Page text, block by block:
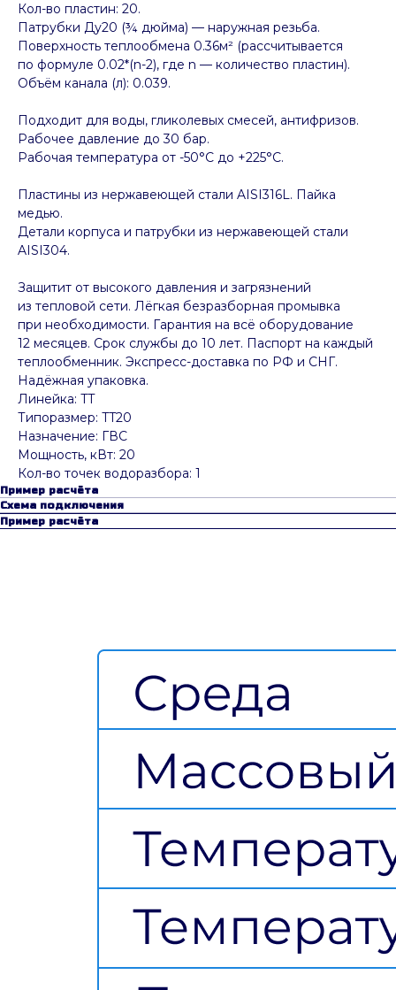
Кол-во пластин: 20.
Патрубки Ду20 (¾ дюйма) — наружная резьба.
Поверхность теплообмена 0.36м² (рассчитывается
по формуле 0.02*(n-2), где n — количество пластин).
Объём канала (л): 0.039.
Подходит для воды, гликолевых смесей, антифризов.
Рабочее давление до 30 бар.
Рабочая температура от -50°C до +225°C.
Пластины из нержавеющей стали AISI316L. Пайка
медью.
Детали корпуса и патрубки из нержавеющей стали
AISI304.
Защитит от высокого давления и загрязнений
из тепловой сети. Лёгкая безразборная промывка
при необходимости. Гарантия на всё оборудование
12 месяцев. Срок службы до 10 лет. Паспорт на каждый
теплообменник. Экспресс-доставка по РФ и СНГ.
Надёжная упаковка.
Линейка: TT
Типоразмер: TT20
Назначение: ГВС
Мощность, кВт: 20
Кол-во точек водоразбора: 1
Пример расчёта
Схема подключения
Пример расчёта